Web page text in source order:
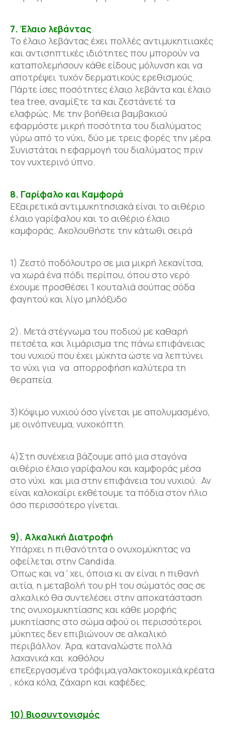
7. Έλαιο λεβάντας.
Το έλαιο λεβάντας έχει πολλές αντιμυκητιιακές
και αντισηπτικές ιδιότητες που μπορούν να
καταπολεμήσουν κάθε είδους μόλυνση και να
αποτρέψει τυχόν δερματικούς ερεθισμούς.
Πάρτε ίσες ποσότητες έλαιο λεβάντα και έλαιο
tea tree, αναμίξτε τα και ζεστάνετέ τα
ελαφρώς. Με την βοήθεια βαμβακιού
εφαρμόστε μικρή ποσότητα του διαλύματος
γύρω από το νύχι, δύο με τρεις φορές την μέρα.
Συνιστάται η εφαρμογή του διαλύματος πριν
τον νυχτερινό ύπνο.
8. Γαρίφαλο και Καμφορά
Εξαιρετικά αντιμυκητησιακά είναι το αιθέριο
έλαιο γαρίφαλου και το αιθέριο έλαιο
καμφοράς. Ακολουθήστε την κάτωθι σειρά
1) Ζεστό ποδόλουτρο σε μια μικρή λεκανίτσα,
να χωρά ένα πόδι περίπου, όπου στο νερό
έχουμε προσθέσει 1 κουταλιά σούπας σόδα
φαγητού και λίγο μηλόξυδο
2). Μετά στέγνωμα του ποδιού με καθαρή
πετσέτα, και λιμάρισμα της πάνω επιφάνειας
του νυχιού που έχει μύκητα ώστε να λεπτύνει
το νύχι για να απορροφήση καλύτερα τη
θεραπεία.
3)Κόψιμο νυχιού όσο γίνεται με απολυμασμένο,
με οινόπνευμα, νυχοκόπτη.
4)Στη συνέχεια βάζουμε από μια σταγόνα
αιθέριο έλαιο γαρίφαλου και καμφοράς μέσα
στο νύχι και μια στην επιφάνεια του νυχιού. Αν
είναι καλοκαίρι εκθέτουμε τα πόδια στον ήλιο
όσο περισσότερο γίνεται.
9). Αλκαλική Διατροφή
Υπάρχει η πιθανότητα ο ονυχομύκητας να
οφείλεται στην Candida.
Όπως και να ‘ χει, όποια κι αν είναι η πιθανή
αιτία, η μεταβολή του pH του σώματός σας σε
αλκαλικό θα συντελέσει στην αποκατάσταση
της ονυχομυκητίασης και κάθε μορφής
μυκητίασης στο σώμα αφού οι περισσότεροι
μύκητες δεν επιβιώνουν σε αλκαλικό
περιβάλλον. Άρα, καταναλώστε πολλά
λαχανικά και καθόλου
επεξεργασμένα τρόφιμα,γαλακτοκομικά,κρέατα
, κόκα κόλα, ζάχαρη και καφέδες.
10) Βιοσυντονισμός